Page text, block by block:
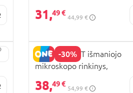
31,49 €
44,99 €
-30%
EASTCOLIGHT išmaniojo
mikroskopo rinkinys,
100/200/450X, geltonas,
38,49 €
54,99 €